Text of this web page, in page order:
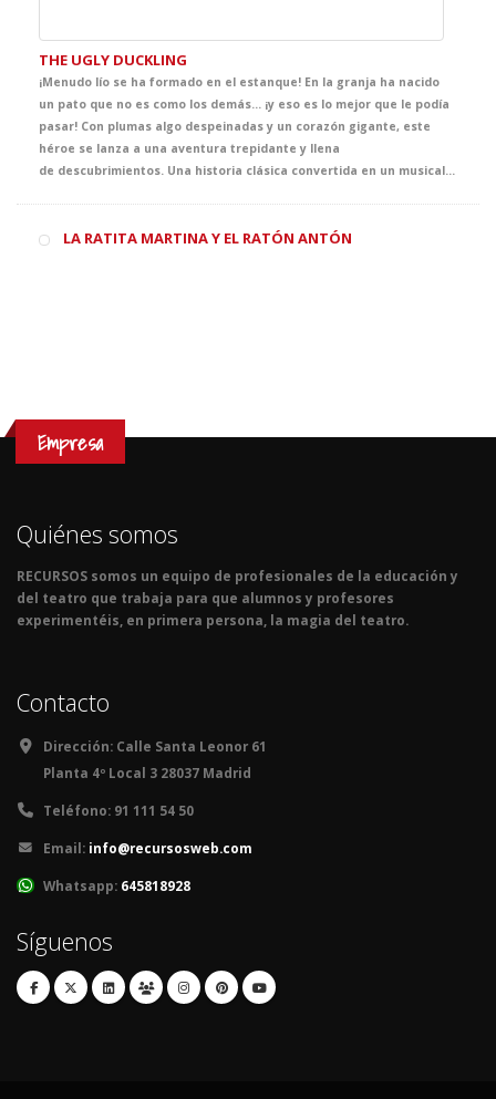
THE UGLY DUCKLING
¡Menudo lío se ha formado en el estanque! En la granja ha nacido
un pato que no es como los demás… ¡y eso es lo mejor que le podía
pasar! Con plumas algo despeinadas y un corazón gigante, este
héroe se lanza a una aventura trepidante y llena
de descubrimientos. Una historia clásica convertida en un musical divertido y entrañable, donde la autoestima, la inclusión y la amistad son los verdaderos protagonistas. Totalmente adaptado a su nivel de inglés, con canciones pegadizas, diálogos sencillos y mucho sentido del humor, este espectáculo será la excusa perfecta para aprender que ser diferente es, en realidad, un superpoder. ¡Y es que lo que nos hace iguales es que todos somos diferentes!
LA RATITA MARTINA Y EL RATÓN ANTÓN
Empresa
Quiénes somos
RECURSOS somos un equipo de profesionales de la educación y
del teatro que trabaja para que alumnos y profesores
experimentéis, en primera persona, la magia del teatro.
Contacto
Dirección: Calle Santa Leonor 61
Planta 4º Local 3 28037 Madrid
Teléfono: 91 111 54 50
Email: info@recursosweb.com
Whatsapp: 645818928
Síguenos